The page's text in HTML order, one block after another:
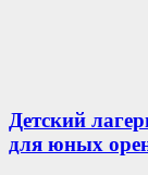
Детский
для юных